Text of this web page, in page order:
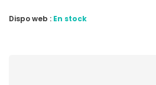
Dispo web : En stock